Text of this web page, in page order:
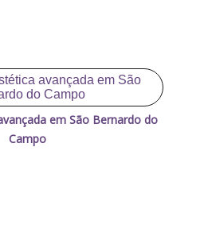
em São Bernardo do
Campo